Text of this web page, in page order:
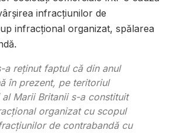
infracțiunilor de
infracțional organizat, spălarea
a reținut faptul că din anul
în prezent, pe teritoriul
al Marii Britanii s-a constituit
organizat cu scopul
de contrabandă cu